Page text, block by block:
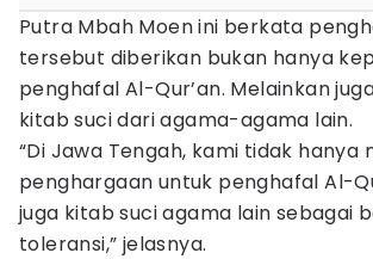
Putra Mbah Moen ini berkata
tersebut diberikan bukan hanya
penghafal Al-Qur’an. Melainkan
kitab suci dari agama-agama lain.
“Di Jawa Tengah, kami tidak hanya
penghargaan untuk penghafal Al-
juga kitab suci agama lain sebagai
toleransi,” jelasnya.